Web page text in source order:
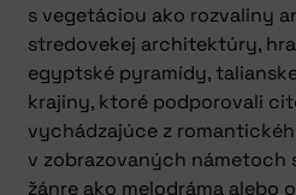
s vegetáciou ako rozvaliny
stredovekej architektúry,
egyptské pyramídy,
krajiny, ktoré podporovali
vychádzajúce z
v zobrazovaných námetoch
žánre ako melodráma alebo